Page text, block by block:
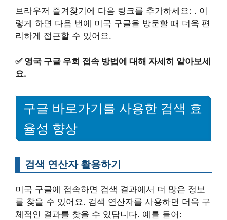
브라우저 즐겨찾기에 다음 링크를 추가하세요: . 이
렇게 하면 다음 번에 미국 구글을 방문할 때 더욱 편
리하게 접근할 수 있어요.
✅ 영국 구글 우회 접속 방법에 대해 자세히 알아보세
요.
구글 바로가기를 사용한 검색 효
율성 향상
검색 연산자 활용하기
미국 구글에 접속하면 검색 결과에서 더 많은 정보
를 찾을 수 있어요. 검색 연산자를 사용하면 더욱 구
체적인 결과를 찾을 수 있답니다. 예를 들어: